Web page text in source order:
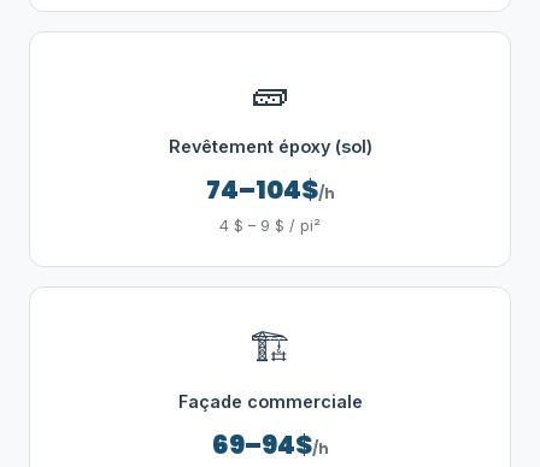
🧱
Revêtement époxy (sol)
74–104$/h
4 $ – 9 $ / pi²
🏗️
Façade commerciale
69–94$/h